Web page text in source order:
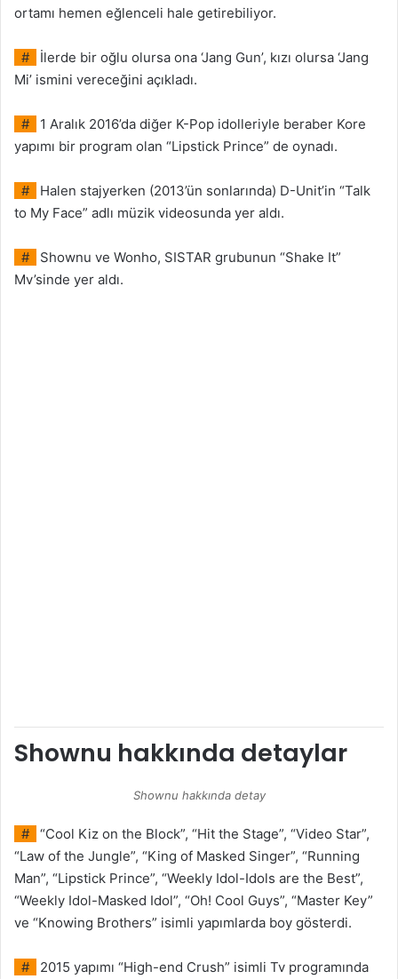
ortamı hemen eğlenceli hale getirebiliyor.
#
İlerde bir oğlu olursa ona ‘Jang Gun’, kızı olursa ‘Jang
Mi’ ismini vereceğini açıkladı.
#
1 Aralık 2016’da diğer K-Pop idolleriyle beraber Kore
yapımı bir program olan “Lipstick Prince” de oynadı.
#
Halen stajyerken (2013’ün sonlarında) D-Unit’in “Talk
to My Face” adlı müzik videosunda yer aldı.
#
Shownu ve Wonho, SISTAR grubunun “Shake It”
Mv’sinde yer aldı.
Shownu hakkında detaylar
Shownu hakkında detay
#
“Cool Kiz on the Block”, “Hit the Stage”, “Video Star”,
“Law of the Jungle”, “King of Masked Singer”, “Running
Man”, “Lipstick Prince”, “Weekly Idol-Idols are the Best”,
“Weekly Idol-Masked Idol”, “Oh! Cool Guys”, “Master Key”
ve “Knowing Brothers” isimli yapımlarda boy gösterdi.
#
2015 yapımı “High-end Crush” isimli Tv programında